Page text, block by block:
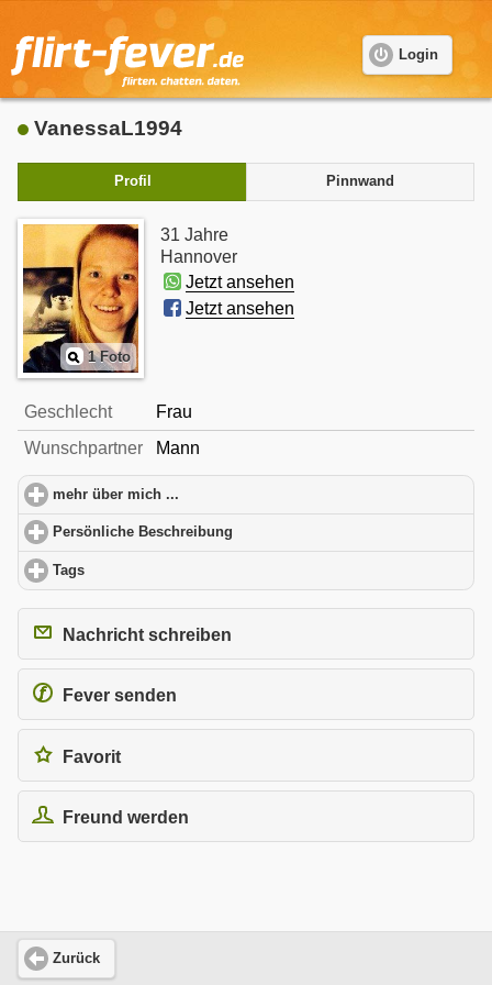
Login
VanessaL1994
Profil Pinnwand
1 Foto
31 Jahre
Hannover
Jetzt ansehen
Jetzt ansehen
Geschlecht
Frau
Wunschpartner
Mann
mehr über mich ...
Persönliche Beschreibung
Tags
Nachricht schreiben
Fever senden
Favorit
Freund werden
Zurück